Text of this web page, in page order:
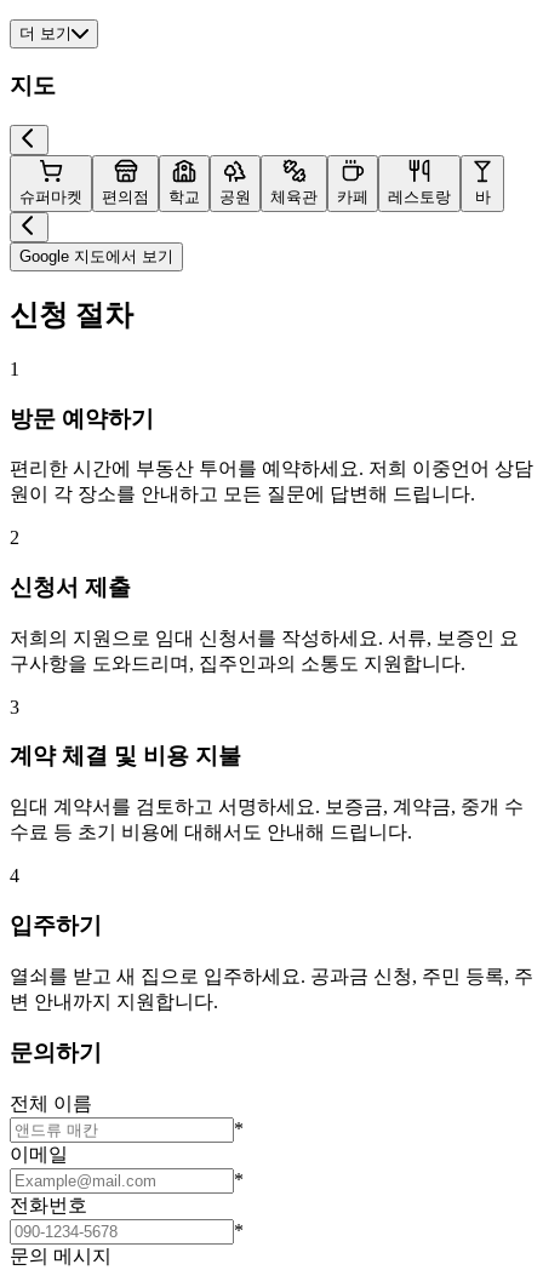
더 보기
지도
슈퍼마켓 편의점 학교 공원 체육관 카페 레스토랑 바
Google 지도에서 보기
신청 절차
1
방문 예약하기
편리한 시간에 부동산 투어를 예약하세요. 저희 이중언어 상담
원이 각 장소를 안내하고 모든 질문에 답변해 드립니다.
2
신청서 제출
저희의 지원으로 임대 신청서를 작성하세요. 서류, 보증인 요
구사항을 도와드리며, 집주인과의 소통도 지원합니다.
3
계약 체결 및 비용 지불
임대 계약서를 검토하고 서명하세요. 보증금, 계약금, 중개 수
수료 등 초기 비용에 대해서도 안내해 드립니다.
4
입주하기
열쇠를 받고 새 집으로 입주하세요. 공과금 신청, 주민 등록, 주
변 안내까지 지원합니다.
문의하기
전체 이름
*
이메일
*
전화번호
*
문의 메시지